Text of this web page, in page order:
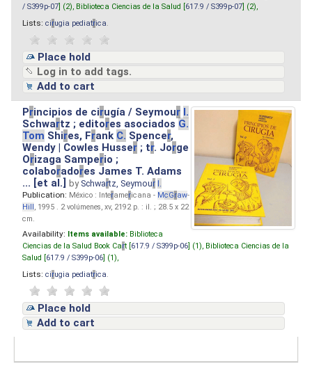
/ S399p-07 ] (2), Biblioteca Ciencias de la Salud [ 617.9 / S399p-07 ] (2),
Lists: cirugia pediatrica
Place hold
Log in to add tags.
Add to cart
Principios de cirugía / Seymour I.
Schwartz ; editores asociados G.
Tom Shires, Frank C. Spencer,
Wendy | Cowles Husser ; tr. Jorge
Orizaga Samperio ;
colaboradores James T. Adams
... [et al.]by Schwartz, Seymour I.
Publication: México : Interamericana - McGraw-
Hill, 1995 . 2 volúmenes, xv, 2192 p. : il. ; 28.5 x 22
cm.
Availability: Items available: Biblioteca
Ciencias de la Salud Book Cart [ 617.9 / S399p-06 ] (1), Biblioteca Ciencias de la
Salud [ 617.9 / S399p-06 ] (1),
Lists: cirugia pediatrica
Place hold
Add to cart